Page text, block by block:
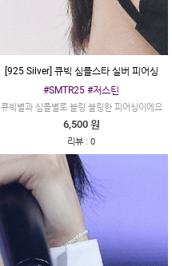
[925 Silver] 큐빅 심플스타 실버 피어싱
#SMTR25 #저스틴
큐빅별과 심플별로 블링 블링한 피어싱이에요
6,500 원
리뷰 :0